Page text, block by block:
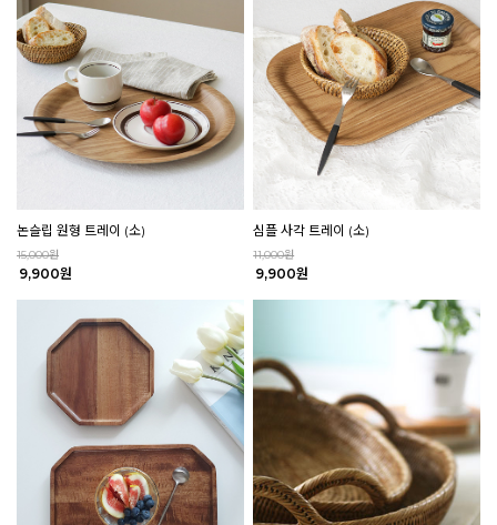
논슬립 원형 트레이 (소)
15,000원
9,900원
심플 사각 트레이 (소)
11,000원
9,900원